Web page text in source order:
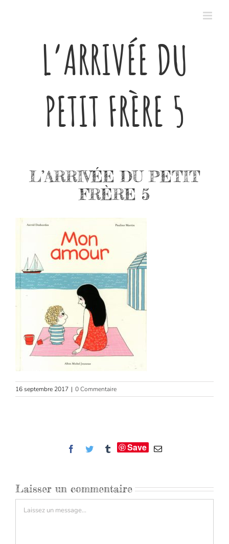
L’ARRIVÉE DU
PETIT FRÈRE 5
L’ARRIVÉE DU PETIT
FRÈRE 5
16 septembre 2017 | 0 Commentaire
Facebook
Twitter TumblrSave Email
Laisser un commentaire